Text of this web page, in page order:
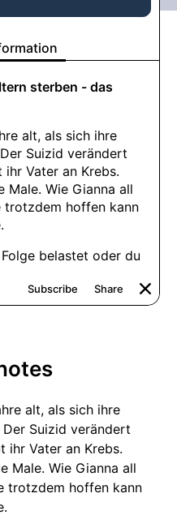
alt, als sich ihre
Suizid verändert
ihr Vater an Krebs.
Male. Wie Gianna all
trotzdem hoffen kann